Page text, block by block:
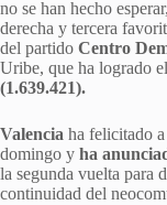
no se han hecho
derecha y tercera
del partido Centro
Uribe, que ha logrado
(1.639.421).
Valencia ha felicitado
domingo y ha
la segunda vuelta para
continuidad del